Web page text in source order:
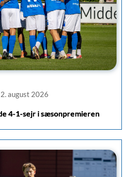
2. august 2026
4-1-sejr i sæsonpremieren